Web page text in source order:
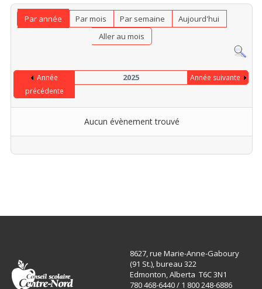
Par année Par mois Par semaine
Aujourd'hui
Aller au mois
Année
précédente
2025 Année suivante
Aucun évènement trouvé
Limite de la pagination
8627, rue Marie-Anne-Gaboury
(91 St.), bureau 322
Edmonton, Alberta T6C 3N1
780 468-6440 / 1 800 248-6886